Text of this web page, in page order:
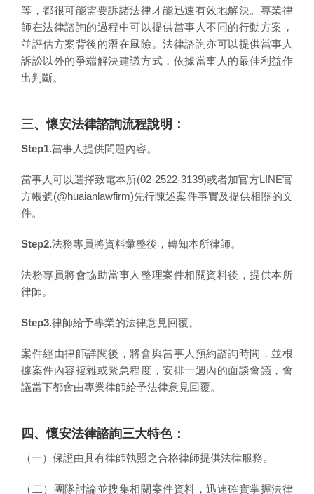
等，都很可能需要訴諸法律才能迅速有效地解決。專業律
師在法律諮詢的過程中可以提供當事人不同的行動方案，
並評估方案背後的潛在風險。法律諮詢亦可以提供當事人
訴訟以外的爭端解決建議方式，依據當事人的最佳利益作
出判斷。
三、懷安法律諮詢流程說明：
Step1.當事人提供問題內容。
當事人可以選擇致電本所(02-2522-3139)或者加官方LINE官
方帳號(@huaianlawfirm)先行陳述案件事實及提供相關的文
件。
Step2.法務專員將資料彙整後，轉知本所律師。
法務專員將會協助當事人整理案件相關資料後，提供本所
律師。
Step3.律師給予專業的法律意見回覆。
案件經由律師詳閱後，將會與當事人預約諮詢時間，並根
據案件內容複雜或緊急程度，安排一週內的面談會議，會
議當下都會由專業律師給予法律意見回覆。
四、懷安法律諮詢三大特色：
（一）保證由具有律師執照之合格律師提供法律服務。
（二）團隊討論並搜集相關案件資料，迅速確實掌握法律